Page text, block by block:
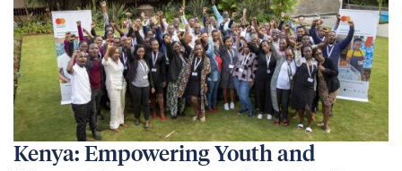
Kenya: Empowering Youth and